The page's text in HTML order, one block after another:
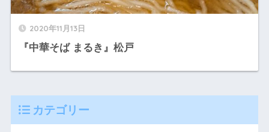
2020年11月13日
『中華そば まるき』松戸
カテゴリー